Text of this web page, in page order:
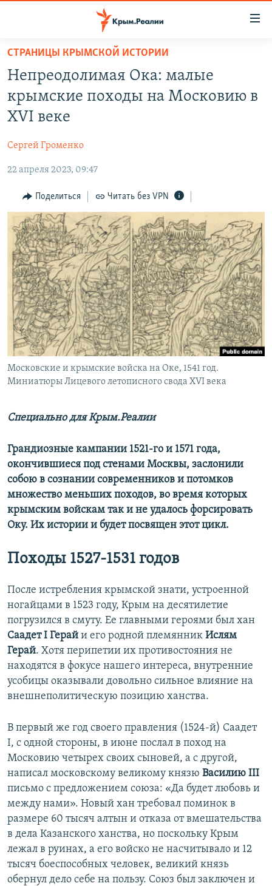
Вернуться
основному
содержанию
Вернутся
главной
навигации
Вернутся
поиску
СПЕЦПРОЕКТЫ
ГРУЗ 200
11 ЛЕТ ОККУПАЦИИ КРЫМА. 11 ИСТОРИЙ СОПРОТИВЛЕНИЯ
ВОДА
ЕЩЕ
ИНТЕРАКТИВ
ИНФОГРАФИКА
ТЕЛЕПРОЕКТ КРЫМ.РЕАЛИИ
СОВЕТЫ ПРАВОЗАЩИТНИКОВ
ПРОПАВШИЕ БЕЗ ВЕСТИ
ПОБЕДИТЕЛЕЙ НЕ СУДЯТ?
КРЫМ.НЕПОКОРЕННЫЙ
ELIFBE
УКРАИНСКАЯ ПРОБЛЕМА КРЫМА
РАДІО СВОБОДА
КАК ОБОЙТИ БЛОКИРОВКУ
Українською
Qırımtatar
ПРИСОЕДИНЯЙТЕСЬ!
Все сайты RFE/RL
СТРАНИЦЫ КРЫМСКОЙ ИСТОРИИ
Непреодолимая Ока: малые
крымские походы на Московию в
XVI веке
Сергей Громенко
22 апреля 2023, 09:47
Поделиться Читать без VPN
Московские и крымские войска на Оке, 1541 год.
Миниатюры Лицевого летописного свода XVI века
Специально для Крым.Реалии
Грандиозные кампании 1521-го и 1571 года,
окончившиеся под стенами Москвы, заслонили
собою в сознании современников и потомков
множество меньших походов, во время которых
крымским войскам так и не удалось форсировать
Оку. Их истории и будет посвящен этот цикл.
Походы 1527-1531 годов
После истребления крымской знати, устроенной
ногайцами в 1523 году, Крым на десятилетие
погрузился в смуту. Ее главными героями был хан
Саадет I Герай и его родной племянник Ислям
Герай. Хотя перипетии их противостояния не
находятся в фокусе нашего интереса, внутренние
усобицы оказывали довольно сильное влияние на
внешнеполитическую позицию ханства.
В первый же год своего правления (1524-й) Саадет
I, с одной стороны, в июне послал в поход на
Московию четырех своих сыновей, а с другой,
написал московскому великому князю Василию III
письмо с предложением союза: «Да будет любовь и
между нами». Новый хан требовал поминок в
размере 60 тысяч алтын и отказа от вмешательства
в дела Казанского ханства, но поскольку Крым
лежал в руинах, а его войско не насчитывало и 12
тысяч боеспособных человек, великий князь
обернул дело себе на пользу. Союз был заключен и